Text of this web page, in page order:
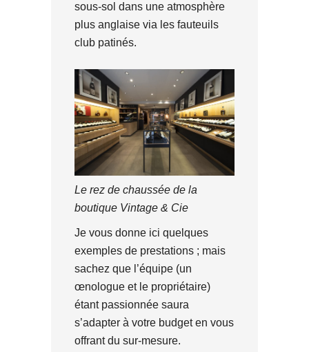
sous-sol dans une atmosphère
plus anglaise via les fauteuils
club patinés.
Le rez de chaussée de la
boutique Vintage & Cie
Je vous donne ici quelques
exemples de prestations ; mais
sachez que l’équipe (un
œnologue et le propriétaire)
étant passionnée saura
s’adapter à votre budget en vous
offrant du sur-mesure.